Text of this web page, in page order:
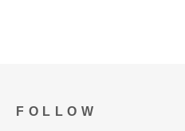
FOLLOW